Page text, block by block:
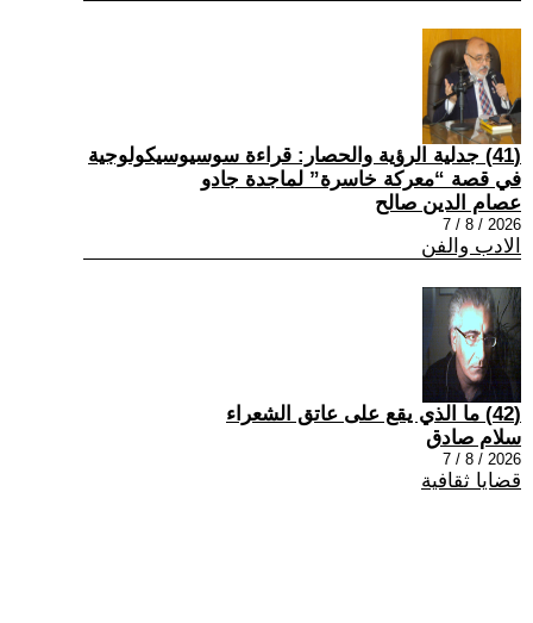
(41) جدلية الرؤية والحصار: قراءة سوسيوسيكولوجية
في قصة “معركة خاسرة” لماجدة جادو
عصام الدين صالح
2026 / 8 / 7
الادب والفن
(42) ما الذي يقع على عاتق الشعراء
سلام صادق
2026 / 8 / 7
قضايا ثقافية